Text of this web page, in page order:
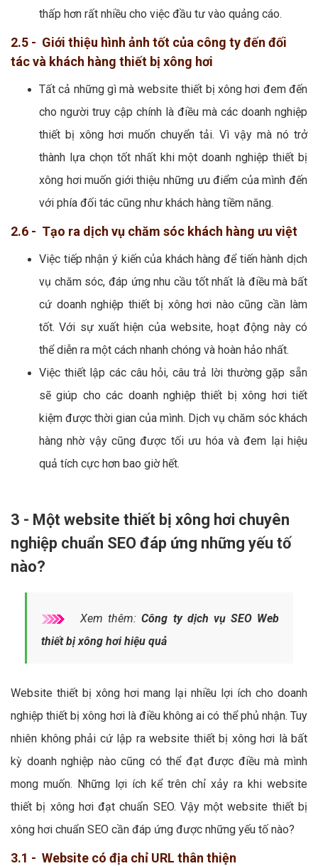
thấp hơn rất nhiều cho việc đầu tư vào quảng cáo.
2.5 - Giới thiệu hình ảnh tốt của công ty đến đối
tác và khách hàng thiết bị xông hơi
Tất cả những gì mà website thiết bị xông hơi đem đến
cho người truy cập chính là điều mà các doanh nghiệp
thiết bị xông hơi muốn chuyển tải. Vì vậy mà nó trở
thành lựa chọn tốt nhất khi một doanh nghiệp thiết bị
xông hơi muốn giới thiệu những ưu điểm của mình đến
với phía đối tác cũng như khách hàng tiềm năng.
2.6 - Tạo ra dịch vụ chăm sóc khách hàng ưu việt
Việc tiếp nhận ý kiến của khách hàng để tiến hành dịch
vụ chăm sóc, đáp ứng nhu cầu tốt nhất là điều mà bất
cứ doanh nghiệp thiết bị xông hơi nào cũng cần làm
tốt. Với sự xuất hiện của website, hoạt động này có
thể diễn ra một cách nhanh chóng và hoàn hảo nhất.
Việc thiết lập các câu hỏi, câu trả lời thường gặp sẵn
sẽ giúp cho các doanh nghiệp thiết bị xông hơi tiết
kiệm được thời gian của mình. Dịch vụ chăm sóc khách
hàng nhờ vậy cũng được tối ưu hóa và đem lại hiệu
quả tích cực hơn bao giờ hết.
3 - Một website thiết bị xông hơi chuyên
nghiệp chuẩn SEO đáp ứng những yếu tố
nào?
Xem thêm:Công ty dịch vụ SEO Web
thiết bị xông hơi hiệu quả
Website thiết bị xông hơi mang lại nhiều lợi ích cho doanh
nghiệp thiết bị xông hơi là điều không ai có thể phủ nhận. Tuy
nhiên không phải cứ lập ra website thiết bị xông hơi là bất
kỳ doanh nghiệp nào cũng có thể đạt được điều mà mình
mong muốn. Những lợi ích kể trên chỉ xảy ra khi website
thiết bị xông hơi đạt chuẩn SEO. Vậy một website thiết bị
xông hơi chuẩn SEO cần đáp ứng được những yếu tố nào?
3.1 - Website có địa chỉ URL thân thiện